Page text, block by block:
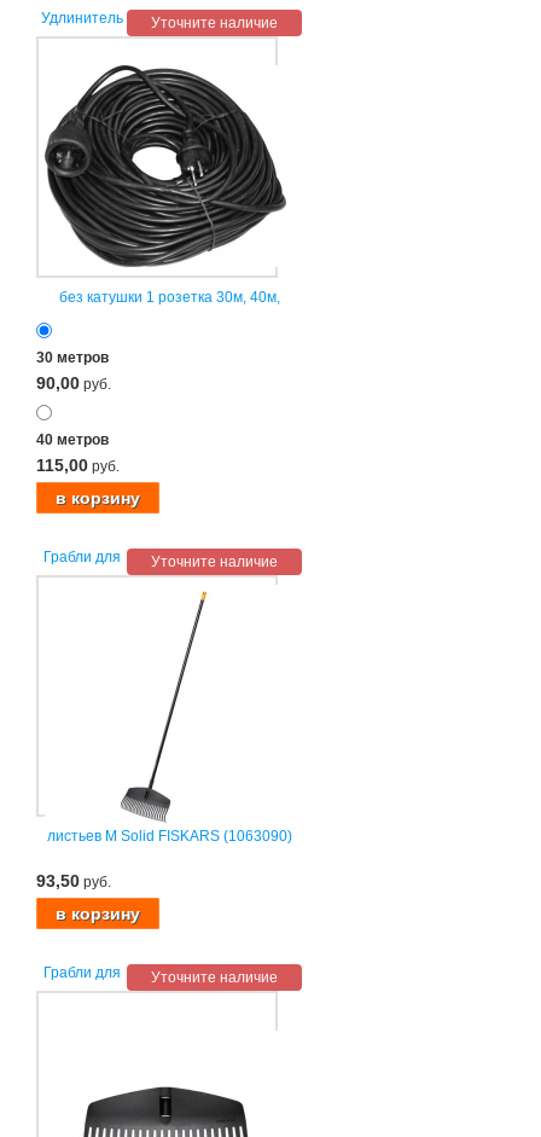
Уточните наличие
Удлинитель
без катушки 1 розетка 30м, 40м,
30 метров
90,00 руб.
40 метров
115,00 руб.
Уточните наличие
Грабли для
листьев M Solid FISKARS (1063090)
93,50 руб.
Уточните наличие
Грабли для